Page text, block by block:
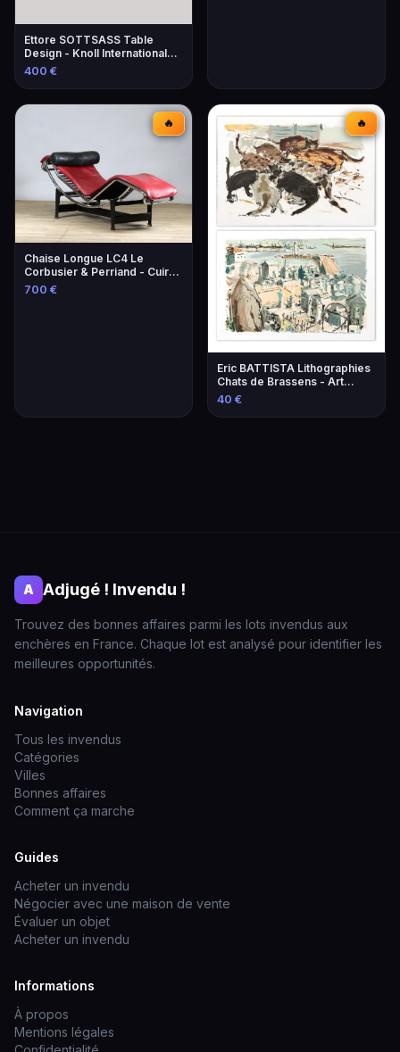
Ettore SOTTSASS Table
Design - Knoll International
Éditeur
400 €
🔥
Chaise Longue LC4 Le
Corbusier & Perriand - Cuir
Lie-de-Vin
700 €
🔥
Eric BATTISTA Lithographies
Chats de Brassens - Art
Contemporain
40 €
A Adjugé ! Invendu !
Trouvez des bonnes affaires parmi les lots invendus aux
enchères en France. Chaque lot est analysé pour identifier les
meilleures opportunités.
Navigation
Tous les invendus
Catégories
Villes
Bonnes affaires
Comment ça marche
Guides
Acheter un invendu
Négocier avec une maison de vente
Évaluer un objet
Acheter un invendu
Informations
À propos
Mentions légales